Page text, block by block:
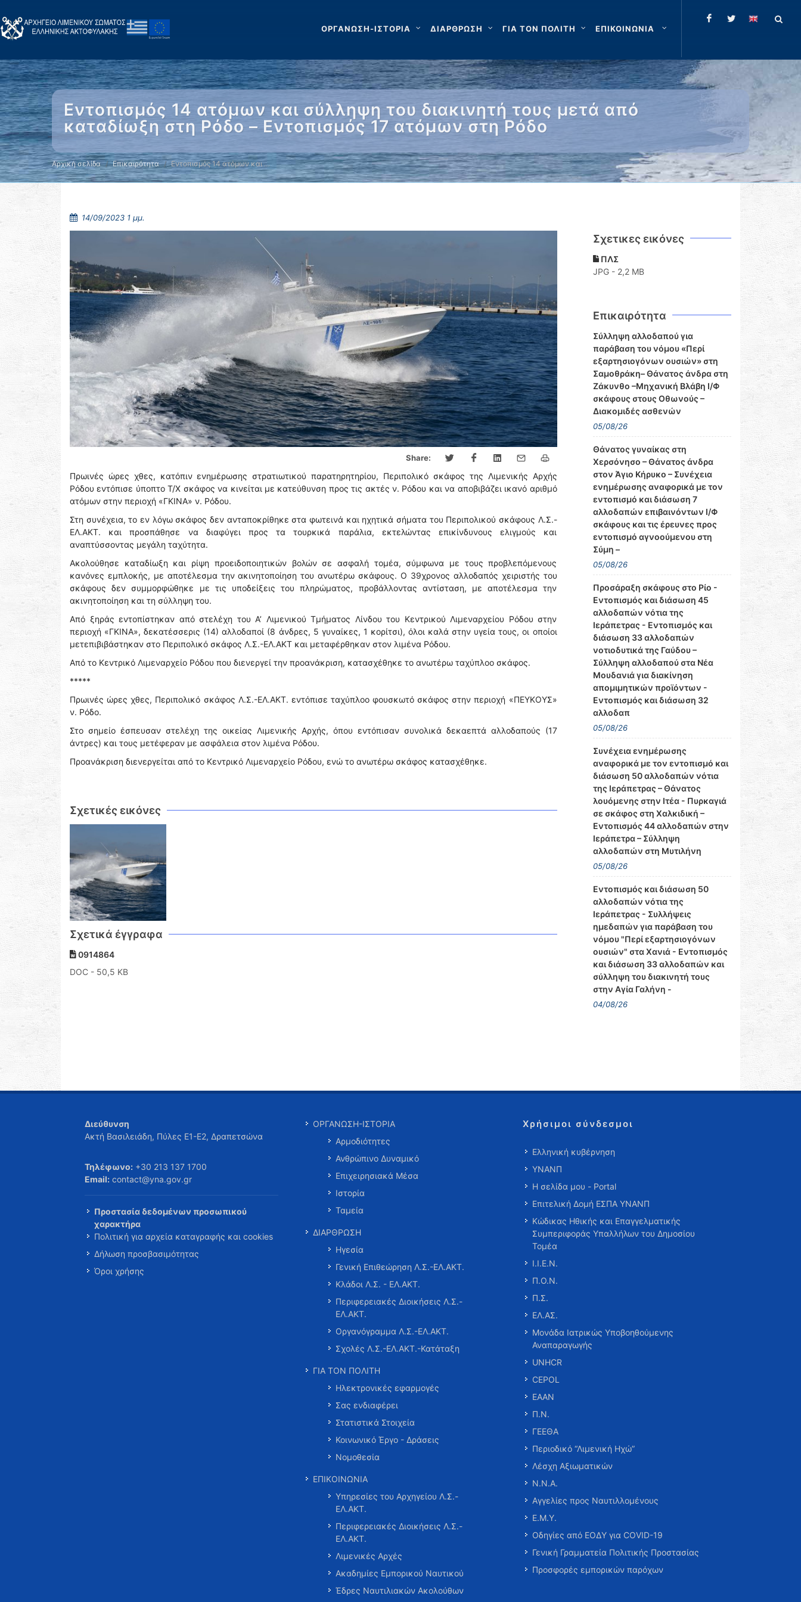
ΟΡΓΑΝΩΣΗ-ΙΣΤΟΡΙΑ ΔΙΑΡΘΡΩΣΗ ΓΙΑ ΤΟΝ ΠΟΛΙΤΗ ΕΠΙΚΟΙΝΩΝΙΑ
Εντοπισμός 14 ατόμων και σύλληψη του διακινητή τους μετά από
καταδίωξη στη Ρόδο – Εντοπισμός 17 ατόμων στη Ρόδο
Αρχική σελίδα Επικαιρότητα Εντοπισμός 14 ατόμων και …
14/09/2023 1 μμ.
Share:
Πρωινές ώρες χθες, κατόπιν ενημέρωσης στρατιωτικού παρατηρητηρίου, Περιπολικό σκάφος της Λιμενικής Αρχής
Ρόδου εντόπισε ύποπτο Τ/Χ σκάφος να κινείται με κατεύθυνση προς τις ακτές ν. Ρόδου και να αποβιβάζει ικανό αριθμό
ατόμων στην περιοχή «ΓΚΙΝΑ» ν. Ρόδου.
Στη συνέχεια, το εν λόγω σκάφος δεν ανταποκρίθηκε στα φωτεινά και ηχητικά σήματα του Περιπολικού σκάφους Λ.Σ.-
ΕΛ.ΑΚΤ. και προσπάθησε να διαφύγει προς τα τουρκικά παράλια, εκτελώντας επικίνδυνους ελιγμούς και
αναπτύσσοντας μεγάλη ταχύτητα.
Ακολούθησε καταδίωξη και ρίψη προειδοποιητικών βολών σε ασφαλή τομέα, σύμφωνα με τους προβλεπόμενους
κανόνες εμπλοκής, με αποτέλεσμα την ακινητοποίηση του ανωτέρω σκάφους. Ο 39χρονος αλλοδαπός χειριστής του
σκάφους δεν συμμορφώθηκε με τις υποδείξεις του πληρώματος, προβάλλοντας αντίσταση, με αποτέλεσμα την
ακινητοποίηση και τη σύλληψη του.
Από ξηράς εντοπίστηκαν από στελέχη του Α’ Λιμενικού Τμήματος Λίνδου του Κεντρικού Λιμεναρχείου Ρόδου στην
περιοχή «ΓΚΙΝΑ», δεκατέσσερις (14) αλλοδαποί (8 άνδρες, 5 γυναίκες, 1 κορίτσι), όλοι καλά στην υγεία τους, οι οποίοι
μετεπιβιβάστηκαν στο Περιπολικό σκάφος Λ.Σ.-ΕΛ.ΑΚΤ και μεταφέρθηκαν στον λιμένα Ρόδου.
Από το Κεντρικό Λιμεναρχείο Ρόδου που διενεργεί την προανάκριση, κατασχέθηκε το ανωτέρω ταχύπλοο σκάφος.
*****
Πρωινές ώρες χθες, Περιπολικό σκάφος Λ.Σ.-ΕΛ.ΑΚΤ. εντόπισε ταχύπλοο φουσκωτό σκάφος στην περιοχή «ΠΕΥΚΟΥΣ»
ν. Ρόδο.
Στο σημείο έσπευσαν στελέχη της οικείας Λιμενικής Αρχής, όπου εντόπισαν συνολικά δεκαεπτά αλλοδαπούς (17
άντρες) και τους μετέφεραν με ασφάλεια στον λιμένα Ρόδου.
Προανάκριση διενεργείται από το Κεντρικό Λιμεναρχείο Ρόδου, ενώ το ανωτέρω σκάφος κατασχέθηκε.
Σχετικές εικόνες
Σχετικά έγγραφα
0914864
DOC - 50,5 KB
Σχετικες εικόνες
ΠΛΣ
JPG - 2,2 MB
Επικαιρότητα
Σύλληψη αλλοδαπού για
παράβαση του νόμου «Περί
εξαρτησιογόνων ουσιών» στη
Σαμοθράκη– Θάνατος άνδρα στη
Ζάκυνθο –Μηχανική Βλάβη Ι/Φ
σκάφους στους Οθωνούς –
Διακομιδές ασθενών
05/08/26
Θάνατος γυναίκας στη
Χερσόνησο – Θάνατος άνδρα
στον Άγιο Κήρυκο – Συνέχεια
ενημέρωσης αναφορικά με τον
εντοπισμό και διάσωση 7
αλλοδαπών επιβαινόντων Ι/Φ
σκάφους και τις έρευνες προς
εντοπισμό αγνοούμενου στη
Σύμη –
05/08/26
Προσάραξη σκάφους στο Ρίο -
Εντοπισμός και διάσωση 45
αλλοδαπών νότια της
Ιεράπετρας - Εντοπισμός και
διάσωση 33 αλλοδαπών
νοτιοδυτικά της Γαύδου –
Σύλληψη αλλοδαπού στα Νέα
Μουδανιά για διακίνηση
απομιμητικών προϊόντων -
Εντοπισμός και διάσωση 32
αλλοδαπ
05/08/26
Συνέχεια ενημέρωσης
αναφορικά με τον εντοπισμό και
διάσωση 50 αλλοδαπών νότια
της Ιεράπετρας – Θάνατος
λουόμενης στην Ιτέα - Πυρκαγιά
σε σκάφος στη Χαλκιδική –
Εντοπισμός 44 αλλοδαπών στην
Ιεράπετρα – Σύλληψη
αλλοδαπών στη Μυτιλήνη
05/08/26
Εντοπισμός και διάσωση 50
αλλοδαπών νότια της
Ιεράπετρας - Συλλήψεις
ημεδαπών για παράβαση του
νόμου "Περί εξαρτησιογόνων
ουσιών" στα Χανιά - Εντοπισμός
και διάσωση 33 αλλοδαπών και
σύλληψη του διακινητή τους
στην Αγία Γαλήνη -
04/08/26
Διεύθυνση
Ακτή Βασιλειάδη, Πύλες Ε1-Ε2, Δραπετσώνα
Τηλέφωνο: +30 213 137 1700
Email: contact@yna.gov.gr
Προστασία δεδομένων προσωπικού
χαρακτήρα
Πολιτική για αρχεία καταγραφής και cookies
Δήλωση προσβασιμότητας
Όροι χρήσης
ΟΡΓΑΝΩΣΗ-ΙΣΤΟΡΙΑ
Αρμοδιότητες
Ανθρώπινο Δυναμικό
Επιχειρησιακά Μέσα
Ιστορία
Ταμεία
ΔΙΑΡΘΡΩΣΗ
Ηγεσία
Γενική Επιθεώρηση Λ.Σ.-ΕΛ.ΑΚΤ.
Κλάδοι Λ.Σ. - ΕΛ.ΑΚΤ.
Περιφερειακές Διοικήσεις Λ.Σ.-
ΕΛ.ΑΚΤ.
Οργανόγραμμα Λ.Σ.-ΕΛ.ΑΚΤ.
Σχολές Λ.Σ.-ΕΛ.ΑΚΤ.-Κατάταξη
ΓΙΑ ΤΟΝ ΠΟΛΙΤΗ
Ηλεκτρονικές εφαρμογές
Σας ενδιαφέρει
Στατιστικά Στοιχεία
Κοινωνικό Έργο - Δράσεις
Νομοθεσία
ΕΠΙΚΟΙΝΩΝΙΑ
Υπηρεσίες του Αρχηγείου Λ.Σ.-
ΕΛ.ΑΚΤ.
Περιφερειακές Διοικήσεις Λ.Σ.-
ΕΛ.ΑΚΤ.
Λιμενικές Αρχές
Ακαδημίες Εμπορικού Ναυτικού
Έδρες Ναυτιλιακών Ακολούθων
Χρήσιμοι σύνδεσμοι
Ελληνική κυβέρνηση
ΥΝΑΝΠ
Η σελίδα μου - Portal
Επιτελική Δομή ΕΣΠΑ ΥΝΑΝΠ
Κώδικας Ηθικής και Επαγγελματικής
Συμπεριφοράς Υπαλλήλων του Δημοσίου
Τομέα
Ι.Ι.Ε.Ν.
Π.Ο.Ν.
Π.Σ.
ΕΛ.ΑΣ.
Μονάδα Ιατρικώς Υποβοηθούμενης
Αναπαραγωγής
UNHCR
CEPOL
ΕΑΑΝ
Π.Ν.
ΓΕΕΘΑ
Περιοδικό “Λιμενική Ηχώ”
Λέσχη Αξιωματικών
Ν.Ν.Α.
Αγγελίες προς Ναυτιλλομένους
Ε.Μ.Υ.
Οδηγίες από ΕΟΔΥ για COVID-19
Γενική Γραμματεία Πολιτικής Προστασίας
Προσφορές εμπορικών παρόχων